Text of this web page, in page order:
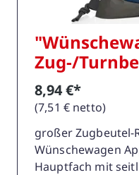
Zug-/
8,94 €*
(7,51 € netto)
großer Zugbeutel-
Wünschewagen
Hauptfach mit